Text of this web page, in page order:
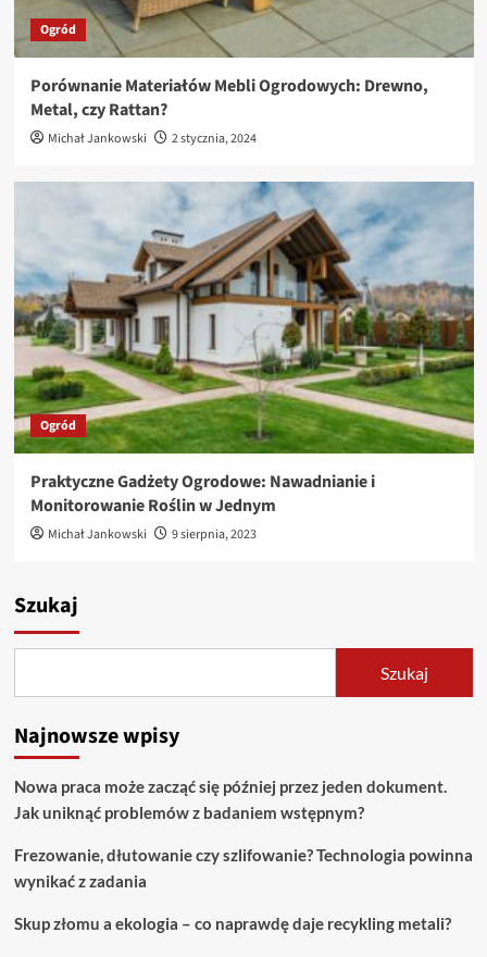
Ogród
Porównanie Materiałów Mebli Ogrodowych: Drewno,
Metal, czy Rattan?
Michał Jankowski 2 stycznia, 2024
Ogród
Praktyczne Gadżety Ogrodowe: Nawadnianie i
Monitorowanie Roślin w Jednym
Michał Jankowski 9 sierpnia, 2023
Szukaj
Szukaj
Najnowsze wpisy
Nowa praca może zacząć się później przez jeden dokument.
Jak uniknąć problemów z badaniem wstępnym?
Frezowanie, dłutowanie czy szlifowanie? Technologia powinna
wynikać z zadania
Skup złomu a ekologia – co naprawdę daje recykling metali?